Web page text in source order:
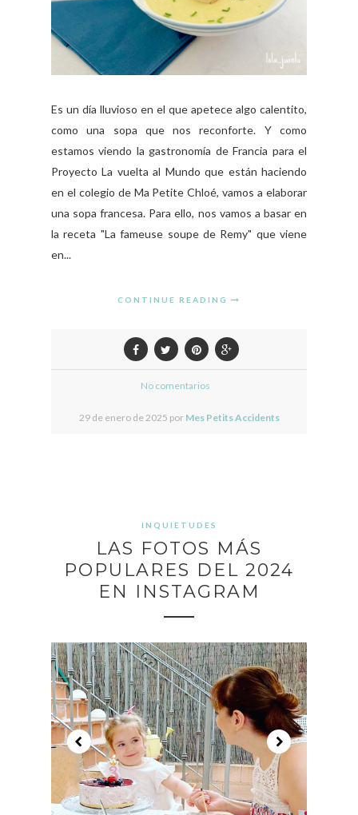
Es un día lluvioso en el que apetece algo calentito,
como una sopa que nos reconforte. Y como
estamos viendo la gastronomía de Francia para el
Proyecto La vuelta al Mundo que están haciendo
en el colegio de Ma Petite Chloé, vamos a elaborar
una sopa francesa. Para ello, nos vamos a basar en
la receta "La fameuse soupe de Remy" que viene
en...
CONTINUE READING
No comentarios
29 de enero de 2025 por Mes Petits Accidents
INQUIETUDES
LAS FOTOS MÁS
POPULARES DEL 2024
EN INSTAGRAM